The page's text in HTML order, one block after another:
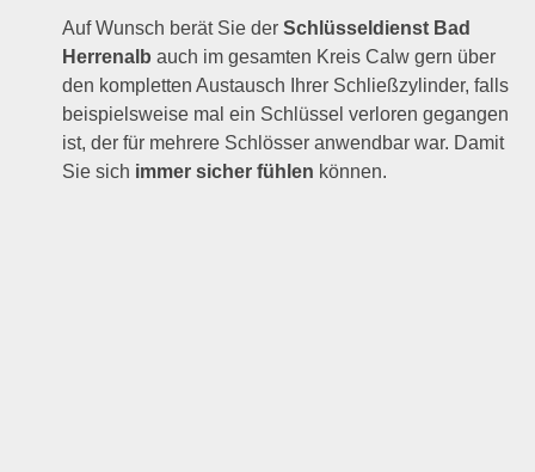
Auf Wunsch berät Sie derSchlüsseldienst Bad
Herrenalb auch im gesamten Kreis Calw gern über
den kompletten Austausch Ihrer Schließzylinder, falls
beispielsweise mal ein Schlüssel verloren gegangen
ist, der für mehrere Schlösser anwendbar war. Damit
Sie sich immer sicher fühlen können.